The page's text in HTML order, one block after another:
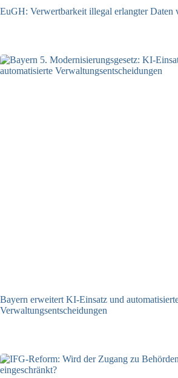
EuGH: Verwertbarkeit illegal erlangter Daten
Bayern erweitert KI-Einsatz und
Verwaltungsentscheidungen